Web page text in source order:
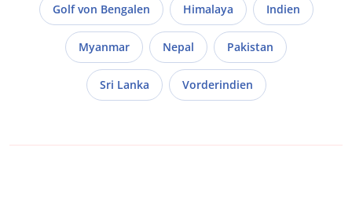
Golf von Bengalen Himalaya Indien
Myanmar Nepal Pakistan
Sri Lanka Vorderindien